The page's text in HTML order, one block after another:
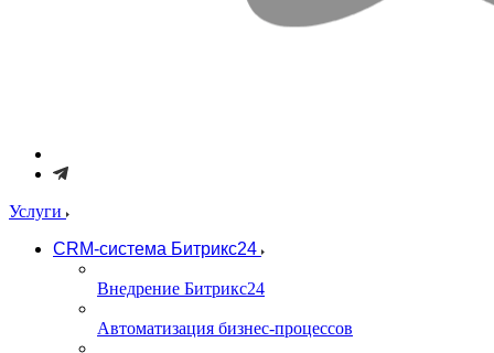
Услуги
CRM-система Битрикс24
Внедрение Битрикс24
Автоматизация бизнес-процессов